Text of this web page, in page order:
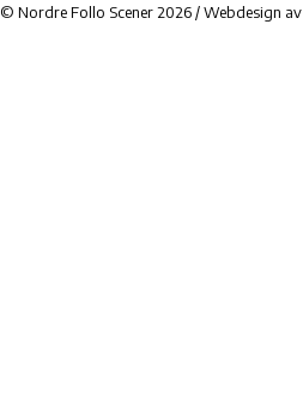
© Nordre Follo Scener 2026 / Webdesign av